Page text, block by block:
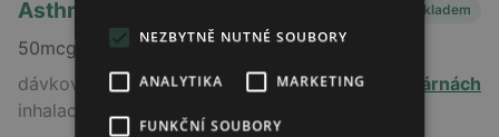
Skladem
Asthmex
dávkovaný prášek k
inhalaci
50mcg/250mcg
v 22 lékárnách
NEZBYTNĚ NUTNÉ SOUBORY
ANALYTIKA MARKETING
FUNKČNÍ SOUBORY